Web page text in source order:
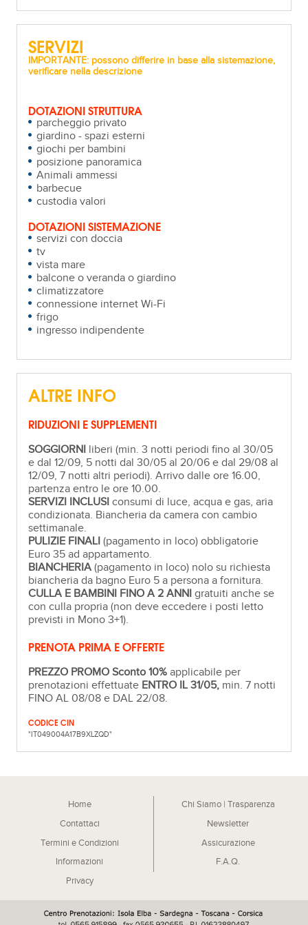
SERVIZI
IMPORTANTE: possono differire in base alla sistemazione,
verificare nella descrizione
DOTAZIONI STRUTTURA
parcheggio privato
giardino - spazi esterni
giochi per bambini
posizione panoramica
Animali ammessi
barbecue
custodia valori
DOTAZIONI SISTEMAZIONE
servizi con doccia
tv
vista mare
balcone o veranda o giardino
climatizzatore
connessione internet Wi-Fi
frigo
ingresso indipendente
ALTRE INFO
RIDUZIONI E SUPPLEMENTI
SOGGIORNI liberi (min. 3 notti periodi fino al 30/05
e dal 12/09, 5 notti dal 30/05 al 20/06 e dal 29/08 al
12/09, 7 notti altri periodi). Arrivo dalle ore 16.00,
partenza entro le ore 10.00.
SERVIZI INCLUSI consumi di luce, acqua e gas, aria
condizionata. Biancheria da camera con cambio
settimanale.
PULIZIE FINALI (pagamento in loco) obbligatorie
Euro 35 ad appartamento.
BIANCHERIA (pagamento in loco) nolo su richiesta
biancheria da bagno Euro 5 a persona a fornitura.
CULLA E BAMBINI FINO A 2 ANNI gratuiti anche se
con culla propria (non deve eccedere i posti letto
previsti in Mono 3+1).
PRENOTA PRIMA E OFFERTE
PREZZO PROMO Sconto 10% applicabile per
prenotazioni effettuate ENTRO IL 31/05, min. 7 notti
FINO AL 08/08 e DAL 22/08.
CODICE CIN
"IT049004A17B9XLZQD"
Home
Chi Siamo | Trasparenza
Contattaci
Newsletter
Termini e Condizioni
Assicurazione
Informazioni
F.A.Q.
Privacy